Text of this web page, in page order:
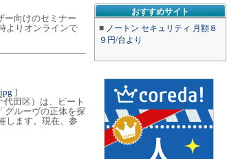
おすすめサイト
■ ノートン セキュリティ 月額８
９円/台より
ー向けのセミナー
よりオンラインで
]
田区）は、ビート
グルーヴの正体を探
します。現在、参